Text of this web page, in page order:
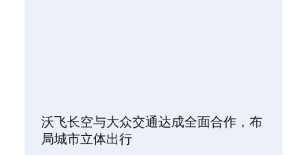
沃飞长空与大众交通达成全面合作，布
局城市立体出行